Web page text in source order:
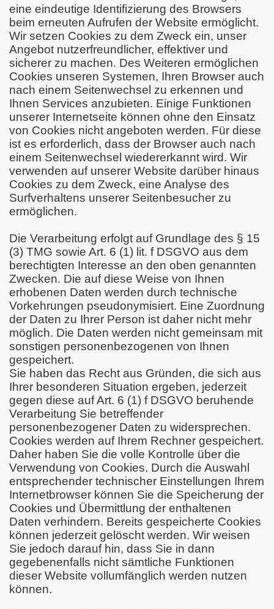
eine eindeutige Identifizierung des Browsers
beim erneuten Aufrufen der Website ermöglicht.
Wir setzen Cookies zu dem Zweck ein, unser
Angebot nutzerfreundlicher, effektiver und
sicherer zu machen. Des Weiteren ermöglichen
Cookies unseren Systemen, Ihren Browser auch
nach einem Seitenwechsel zu erkennen und
Ihnen Services anzubieten. Einige Funktionen
unserer Internetseite können ohne den Einsatz
von Cookies nicht angeboten werden. Für diese
ist es erforderlich, dass der Browser auch nach
einem Seitenwechsel wiedererkannt wird. Wir
verwenden auf unserer Website darüber hinaus
Cookies zu dem Zweck, eine Analyse des
Surfverhaltens unserer Seitenbesucher zu
ermöglichen.
Die Verarbeitung erfolgt auf Grundlage des § 15
(3) TMG sowie Art. 6 (1) lit. f DSGVO aus dem
berechtigten Interesse an den oben genannten
Zwecken. Die auf diese Weise von Ihnen
erhobenen Daten werden durch technische
Vorkehrungen pseudonymisiert. Eine Zuordnung
der Daten zu Ihrer Person ist daher nicht mehr
möglich. Die Daten werden nicht gemeinsam mit
sonstigen personenbezogenen von Ihnen
gespeichert.
Sie haben das Recht aus Gründen, die sich aus
Ihrer besonderen Situation ergeben, jederzeit
gegen diese auf Art. 6 (1) f DSGVO beruhende
Verarbeitung Sie betreffender
personenbezogener Daten zu widersprechen.
Cookies werden auf Ihrem Rechner gespeichert.
Daher haben Sie die volle Kontrolle über die
Verwendung von Cookies. Durch die Auswahl
entsprechender technischer Einstellungen Ihrem
Internetbrowser können Sie die Speicherung der
Cookies und Übermittlung der enthaltenen
Daten verhindern. Bereits gespeicherte Cookies
können jederzeit gelöscht werden. Wir weisen
Sie jedoch darauf hin, dass Sie in dann
gegebenenfalls nicht sämtliche Funktionen
dieser Website vollumfänglich werden nutzen
können.